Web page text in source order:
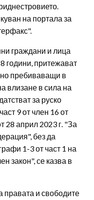
на портала за
граждани и лица
години, притежават
пребиваващи в
влизане в сила на
за руско
9 от член 16 от
април 2023 г. "За
без да
1-3 от част 1 на
закон", се казва в
правата и свободите